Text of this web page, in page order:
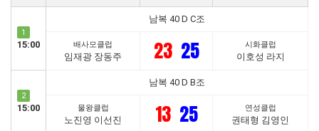
1
15:00
남복 40 D C조
배사모클럽
임재광 장동주 23 25 시화클럽
이호성 라지
2
15:00
남복 40 D B조
물왕클럽
노진영 이선진 13 25 연성클럽
권태형 김영인